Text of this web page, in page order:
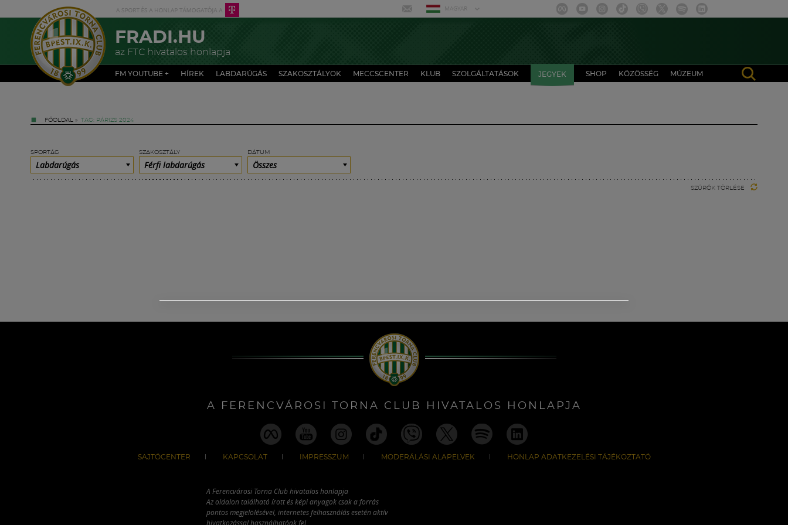
MAGYAR
FRADI.HU
az FTC hivatalos honlapja
FM YOUTUBE + HÍREK LABDARÚGÁS SZAKOSZTÁLYOK MECCSCENTER KLUB SZOLGÁLTATÁSOK JEGYEK SHOP KÖZÖSSÉG MÚZEUM
FŐOLDAL » TAG: PÁRIZS 2024
SPORTÁG
Labdarúgás
SZAKOSZTÁLY
Férfi labdarúgás
DÁTUM
Összes
SZŰRŐK TÖRLÉSE
A FERENCVÁROSI TORNA CLUB HIVATALOS HONLAPJA
SAJTÓCENTER KAPCSOLAT IMPRESSZUM MODERÁLÁSI ALAPELVEK HONLAP ADATKEZELÉSI TÁJÉKOZTATÓ
A Ferencvárosi Torna Club hivatalos honlapja
Az oldalon található írott és képi anyagok csak a forrás
pontos megjelölésével, internetes felhasználás esetén aktív
hivatkozással használhatóak fel.